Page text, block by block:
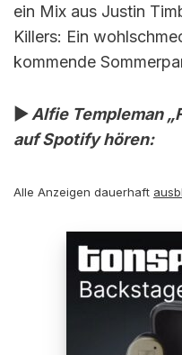
ein Mix aus Justin
Killers: Ein
kommende
▶︎Alfie Templeman
auf Spotify hören:
Alle Anzeigen dauerhaft